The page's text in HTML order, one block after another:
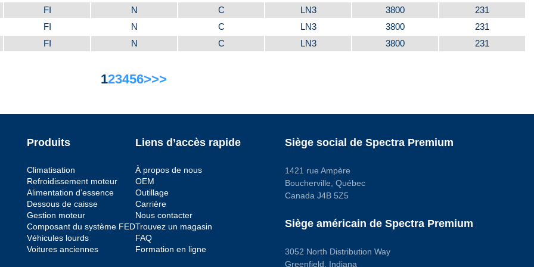
FI N C LN3 3800 231
FI N C LN3 3800 231
FI N C LN3 3800 231
123456>>>
Produits
Climatisation
Refroidissement moteur
Alimentation d’essence
Dessous de caisse
Gestion moteur
Composant du système FED
Véhicules lourds
Voitures anciennes
Liens d’accès rapide
À propos de nous
OEM
Outillage
Carrière
Nous contacter
Trouvez un magasin
FAQ
Formation en ligne
Siège social de Spectra Premium
1421 rue Ampère
Boucherville, Québec
Canada J4B 5Z5
Siège américain de Spectra Premium
3052 North Distribution Way
Greenfield, Indiana